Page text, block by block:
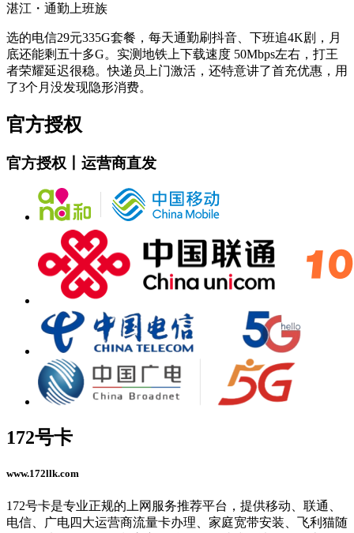
湛江・通勤上班族
选的电信29元335G套餐，每天通勤刷抖音、下班追4K剧，月
底还能剩五十多G。实测地铁上下载速度 50Mbps左右，打王
者荣耀延迟很稳。快递员上门激活，还特意讲了首充优惠，用
了3个月没发现隐形消费。
官方授权
官方授权丨运营商直发
172号卡
www.172llk.com
172号卡是专业正规的上网服务推荐平台，提供移动、联通、
电信、广电四大运营商流量卡办理、家庭宽带安装、飞利猫随